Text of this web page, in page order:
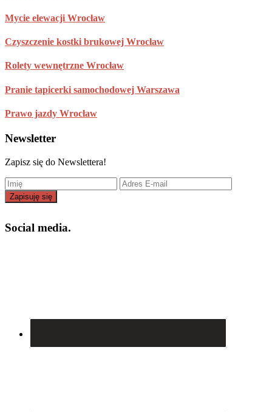
Mycie elewacji Wrocław
Czyszczenie kostki brukowej Wrocław
Rolety wewnętrzne Wrocław
Pranie tapicerki samochodowej Warszawa
Prawo jazdy Wrocław
Newsletter
Zapisz się do Newslettera!
Social media.